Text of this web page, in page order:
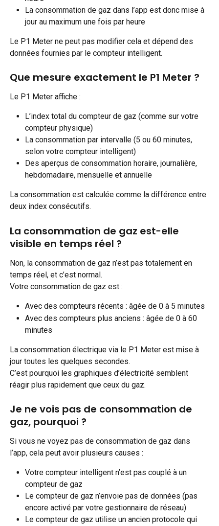
La consommation de gaz dans l’app est donc mise à
jour au maximum une fois par heure
Le P1 Meter ne peut pas modifier cela et dépend des
données fournies par le compteur intelligent.
Que mesure exactement le P1 Meter ?
Le P1 Meter affiche :
L’index total du compteur de gaz (comme sur votre
compteur physique)
La consommation par intervalle (5 ou 60 minutes,
selon votre compteur intelligent)
Des aperçus de consommation horaire, journalière,
hebdomadaire, mensuelle et annuelle
La consommation est calculée comme la différence entre
deux index consécutifs.
La consommation de gaz est-elle
visible en temps réel ?
Non, la consommation de gaz n’est pas totalement en
temps réel, et c’est normal.
Votre consommation de gaz est :
Avec des compteurs récents : âgée de 0 à 5 minutes
Avec des compteurs plus anciens : âgée de 0 à 60
minutes
La consommation électrique via le P1 Meter est mise à
jour toutes les quelques secondes.
C’est pourquoi les graphiques d’électricité semblent
réagir plus rapidement que ceux du gaz.
Je ne vois pas de consommation de
gaz, pourquoi ?
Si vous ne voyez pas de consommation de gaz dans
l’app, cela peut avoir plusieurs causes :
Votre compteur intelligent n’est pas couplé à un
compteur de gaz
Le compteur de gaz n’envoie pas de données (pas
encore activé par votre gestionnaire de réseau)
Le compteur de gaz utilise un ancien protocole qui